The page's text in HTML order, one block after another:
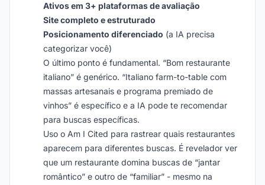
Ativos em 3+ plataformas de avaliação
Site completo e estruturado
Posicionamento diferenciado (a IA precisa
categorizar você)
O último ponto é fundamental. “Bom restaurante
italiano” é genérico. “Italiano farm-to-table com
massas artesanais e programa premiado de
vinhos” é específico e a IA pode te recomendar
para buscas específicas.
Uso o Am I Cited para rastrear quais restaurantes
aparecem para diferentes buscas. É revelador ver
que um restaurante domina buscas de “jantar
romântico” e outro de “familiar” - mesmo na